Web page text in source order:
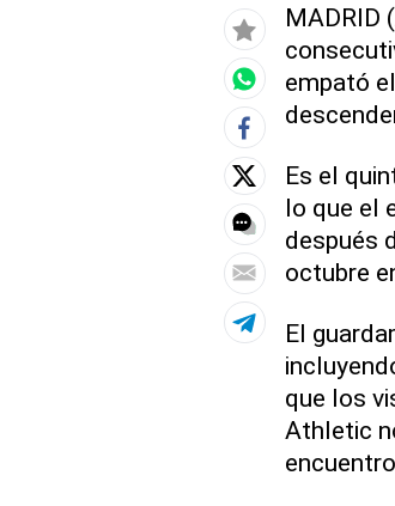
MADRID
empató
Es el
lo que el
después
octubre
El
que los
Athletic